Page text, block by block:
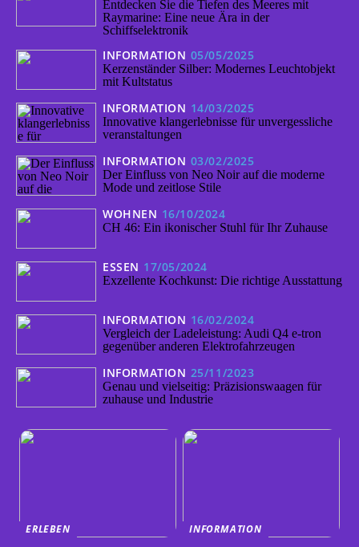
Entdecken Sie die Tiefen des Meeres mit
Raymarine: Eine neue Ära in der
Schiffselektronik
INFORMATION 05/05/2025
Kerzenständer Silber: Modernes Leuchtobjekt
mit Kultstatus
INFORMATION 14/03/2025
Innovative klangerlebnisse für unvergessliche
veranstaltungen
INFORMATION 03/02/2025
Der Einfluss von Neo Noir auf die moderne
Mode und zeitlose Stile
WOHNEN 16/10/2024
CH 46: Ein ikonischer Stuhl für Ihr Zuhause
ESSEN 17/05/2024
Exzellente Kochkunst: Die richtige Ausstattung
INFORMATION 16/02/2024
Vergleich der Ladeleistung: Audi Q4 e-tron
gegenüber anderen Elektrofahrzeugen
INFORMATION 25/11/2023
Genau und vielseitig: Präzisionswaagen für
zuhause und Industrie
ERLEBEN
INFORMATION